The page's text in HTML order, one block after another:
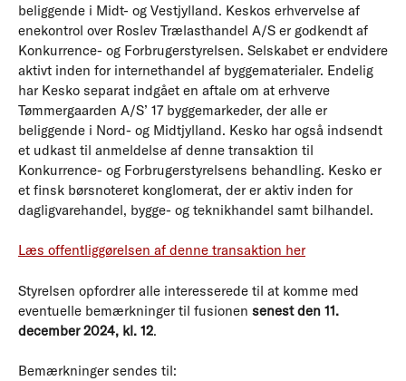
beliggende i Midt- og Vestjylland. Keskos erhvervelse af
enekontrol over Roslev Trælasthandel A/S er godkendt af
Konkurrence- og Forbrugerstyrelsen. Selskabet er endvidere
aktivt inden for internethandel af byggematerialer. Endelig
har Kesko separat indgået en aftale om at erhverve
Tømmergaarden A/S’ 17 byggemarkeder, der alle er
beliggende i Nord- og Midtjylland. Kesko har også indsendt
et udkast til anmeldelse af denne transaktion til
Konkurrence- og Forbrugerstyrelsens behandling. Kesko er
et finsk børsnoteret konglomerat, der er aktiv inden for
dagligvarehandel, bygge- og teknikhandel samt bilhandel.
Læs offentliggørelsen af denne transaktion her
Styrelsen opfordrer alle interesserede til at komme med
eventuelle bemærkninger til fusionen senest den 11.
december 2024, kl. 12.
Bemærkninger sendes til: